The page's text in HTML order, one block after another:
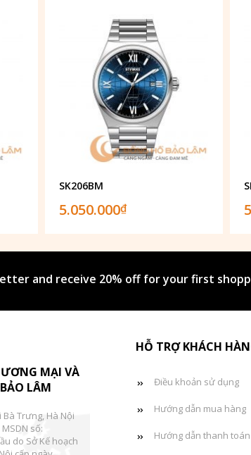
SK206BM
5.050.000₫
and receive 20% off for your first
MẠI VÀ
LÂM
Bà Trưng, Hà Nội
số:
do Sở Kế hoạch
HỖ TRỢ KHÁCH
Điều khoản sử dụng
Hướng dẫn mua hàng
Hướng dẫn thanh toán